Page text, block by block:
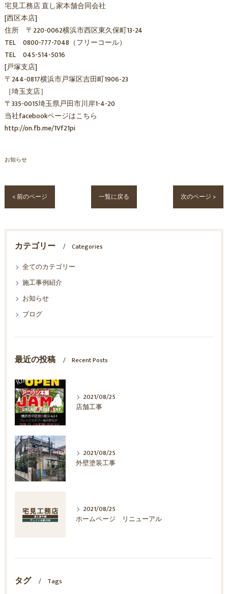
宅見工務店 直し家本舗合同会社
[西区本店]
住所 〒220-0062横浜市西区東久保町13-24
TEL 0800-777-7048（フリーコール）
TEL 045-514-5016
[戸塚支店]
〒244-0817横浜市戸塚区吉田町1906-23
［埼玉支店］
〒335-0015埼玉県戸田市川岸1-4-20
当社facebookページはこちら
http://on.fb.me/1Vf21pi
お知らせ
< 前のページ 一覧に戻る 次のページ >
カテゴリー
Categories
全てのカテゴリー
施工事例紹介
お知らせ
ブログ
最近の投稿 Recent Posts
2021/08/25
店舗工事
2021/08/25
外壁塗装工事
2021/08/25
ホームページ リニューアル
タグ Tags